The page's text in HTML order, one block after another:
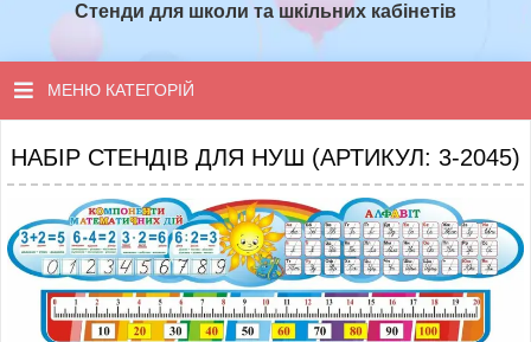
ТОПОВІ ПРОПОЗИЦІЇ
Стенди для школи та шкільних кабінетів
МЕНЮ КАТЕГОРІЙ
СТЕНДИ ДЛЯ НУШ
СТЕНДИ ДЛЯ ПОЧАТКОВОЇ ШКОЛИ
СТЕНДИ ДЛЯ КАБІНЕТІВ
СТЕНДИ ДЛЯ ШКОЛИ
НАБІР СТЕНДІВ ДЛЯ НУШ (АРТИКУЛ: 3-2045)